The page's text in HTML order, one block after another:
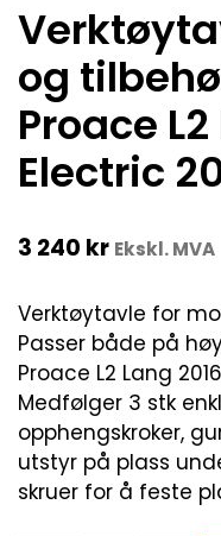
og
Proace
Electric
3 240 kr Ekskl. MVA
Verktøytavle for
Passer både på
Proace L2 Lang
Medfølger 3 stk
opphengskroker,
utstyr på plass
skruer for å feste